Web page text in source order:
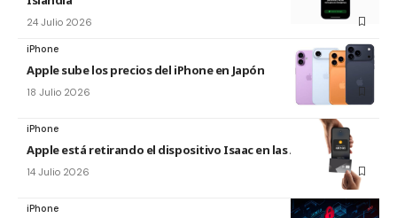
24 Julio 2026
iPhone
Apple sube los precios del iPhone en Japón
18 Julio 2026
iPhone
Apple está retirando el dispositivo Isaac en las Apple Store
14 Julio 2026
iPhone